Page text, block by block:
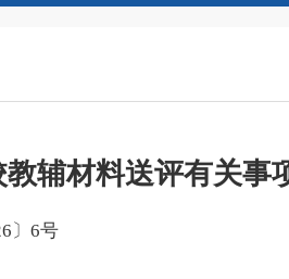
辅材料送评有关事
〕6号